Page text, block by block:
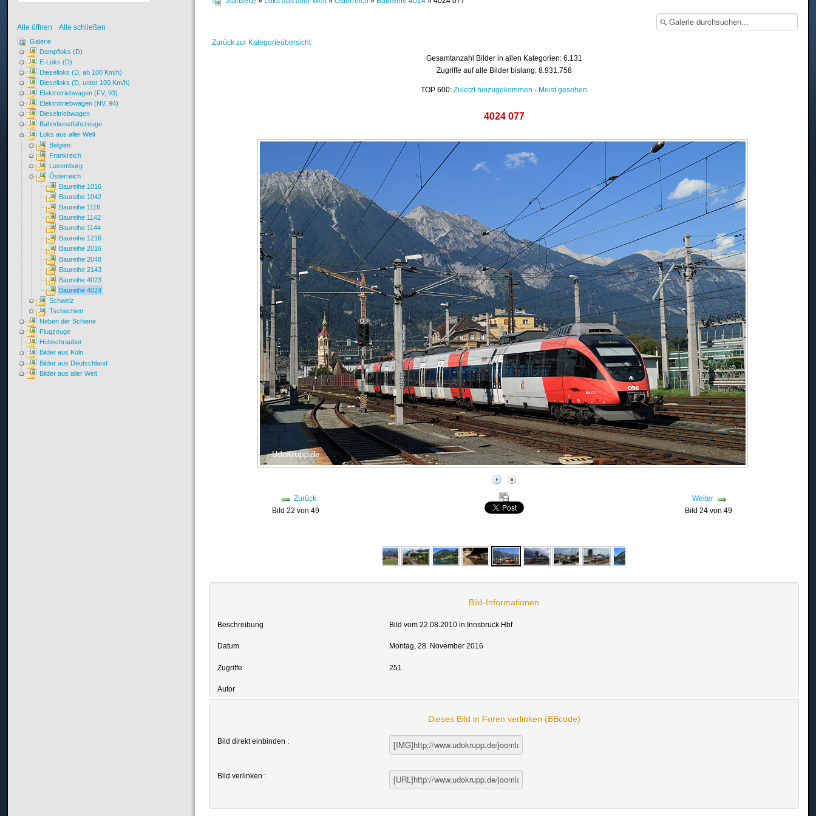
Zurück zur Kategorieübersicht
Gesamtanzahl Bilder in allen Kategorien: 6.131
Zugriffe auf alle Bilder bislang: 8.931.758
TOP 600:Zuletzt hinzugekommen - Meist gesehen
4024 077
Zurück
Bild 22 von 49
Weiter
Bild 24 von 49
Bild-Informationen
Beschreibung Bild vom 22.08.2010 in Innsbruck Hbf
Datum Montag, 28. November 2016
Zugriffe 251
Autor
Dieses Bild in Foren verlinken (BBcode)
Bild direkt einbinden :
Bild verlinken :
Alle öffnen Alle schließen
Galerie
Dampfloks (D)
E-Loks (D)
Dieselloks (D, ab 100 Km/h)
Dieselloks (D, unter 100 Km/h)
Elektrotriebwagen (FV, 93)
Elektrotriebwagen (NV, 94)
Dieseltriebwagen
Bahndienstfahrzeuge
Loks aus aller Welt
Belgien
Frankreich
Luxemburg
Österreich
Baureihe 1016
Baureihe 1042
Baureihe 1116
Baureihe 1142
Baureihe 1144
Baureihe 1216
Baureihe 2016
Baureihe 2048
Baureihe 2143
Baureihe 4023
Baureihe 4024
Schweiz
Tschechien
Neben der Schiene
Flugzeuge
Hubschrauber
Bilder aus Köln
Bilder aus Deutschland
Bilder aus aller Welt